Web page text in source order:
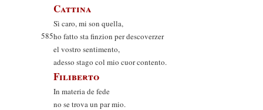
Cattina
Sì caro, mi son quella,
585ho fatto sta finzion per descoverzer
el vostro sentimento,
adesso stago col mio cuor contento.
Filiberto
In materia de fede
no se trova un par mio.